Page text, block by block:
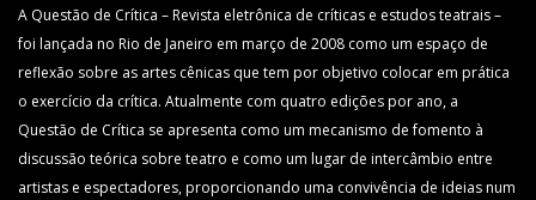
A Questão de Crítica – Revista eletrônica de críticas e estudos teatrais –
foi lançada no Rio de Janeiro em março de 2008 como um espaço de
reflexão sobre as artes cênicas que tem por objetivo colocar em prática
o exercício da crítica. Atualmente com quatro edições por ano, a
Questão de Crítica se apresenta como um mecanismo de fomento à
discussão teórica sobre teatro e como um lugar de intercâmbio entre
artistas e espectadores, proporcionando uma convivência de ideias num